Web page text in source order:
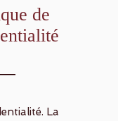
de
La